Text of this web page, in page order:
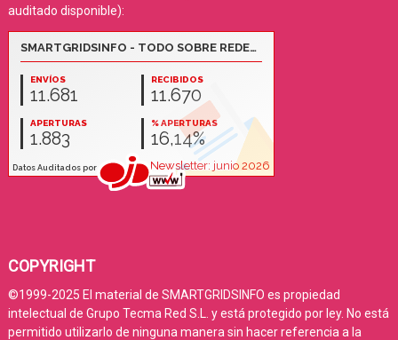
auditado disponible):
COPYRIGHT
©1999-2025 El material de SMARTGRIDSINFO es propiedad
intelectual de Grupo Tecma Red S.L. y está protegido por ley. No está
permitido utilizarlo de ninguna manera sin hacer referencia a la